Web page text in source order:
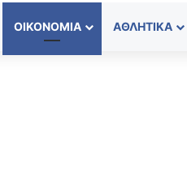
ΟΙΚΟΝΟΜΊΑ ΑΘΛΗΤΙΚΆ